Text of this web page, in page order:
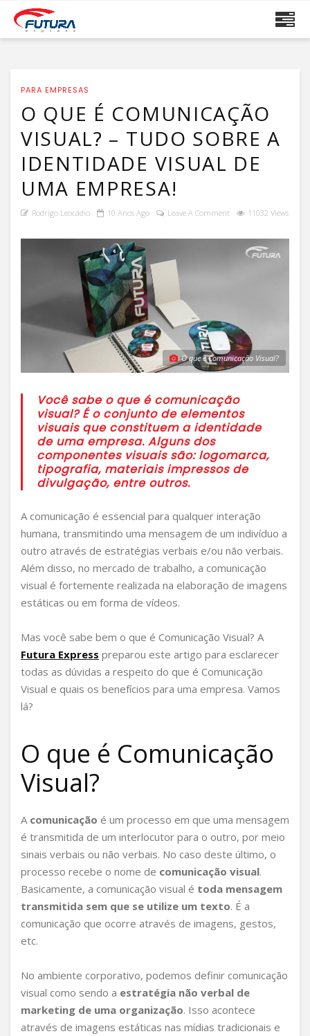
PARA EMPRESAS
O QUE É COMUNICAÇÃO
VISUAL? – TUDO SOBRE A
IDENTIDADE VISUAL DE
UMA EMPRESA!
Rodrigo Leocádio 10 Anos Ago Leave A Comment 11032 Views
O que é Comunicação Visual?
Você sabe o que é comunicação
visual? É o conjunto de elementos
visuais que constituem a identidade
de uma empresa. Alguns dos
componentes visuais são: logomarca,
tipografia, materiais impressos de
divulgação, entre outros.
A comunicação é essencial para qualquer interação
humana, transmitindo uma mensagem de um indivíduo a
outro através de estratégias verbais e/ou não verbais.
Além disso, no mercado de trabalho, a comunicação
visual é fortemente realizada na elaboração de imagens
estáticas ou em forma de vídeos.
Mas você sabe bem o que é Comunicação Visual? A
Futura Express preparou este artigo para esclarecer
todas as dúvidas a respeito do que é Comunicação
Visual e quais os benefícios para uma empresa. Vamos
lá?
O que é Comunicação
Visual?
A comunicação é um processo em que uma mensagem
é transmitida de um interlocutor para o outro, por meio
sinais verbais ou não verbais. No caso deste último, o
processo recebe o nome de comunicação visual.
Basicamente, a comunicação visual é toda mensagem
transmitida sem que se utilize um texto. É a
comunicação que ocorre através de imagens, gestos,
etc.
No ambiente corporativo, podemos definir comunicação
visual como sendo a estratégia não verbal de
marketing de uma organização. Isso acontece
através de imagens estáticas nas mídias tradicionais e